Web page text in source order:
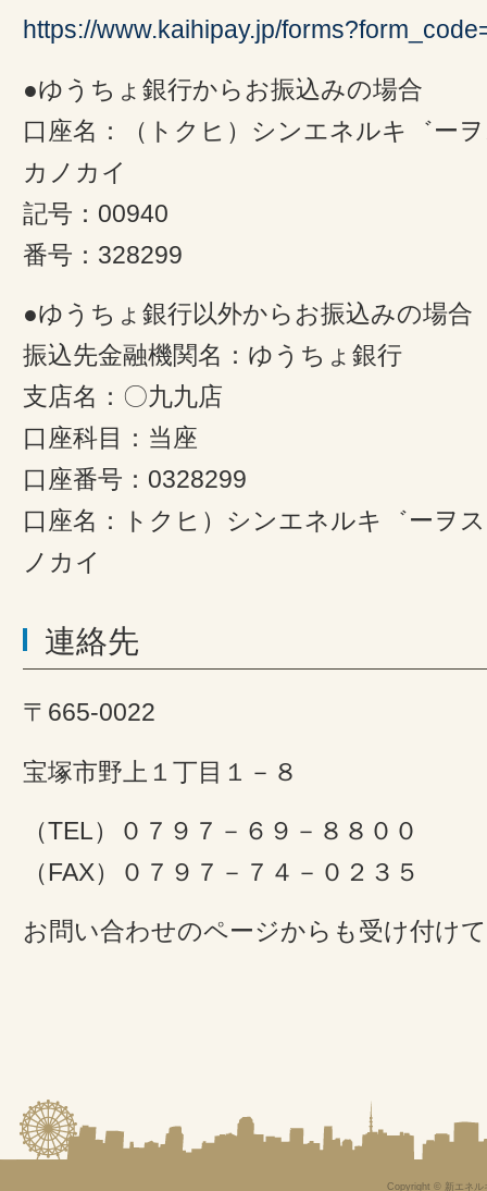
https://www.kaihipay.jp/
●ゆうちょ銀行からお振込みの場合
口座名：（トクヒ）シンエネルキ゛ー
カノカイ
記号：00940
番号：328299
●ゆうちょ銀行以外からお振込みの場合
振込先金融機関名：ゆうちょ銀行
支店名：〇九九店
口座科目：当座
口座番号：0328299
口座名：トクヒ）シンエネルキ゛ーヲ
ノカイ
連絡先
〒665-0022
宝塚市野上１丁目１－８
（TEL）０７９７－６９－８８００
（FAX）０７９７－７４－０２３５
お問い合わせのページからも受け付け
Copyright © 新エネル